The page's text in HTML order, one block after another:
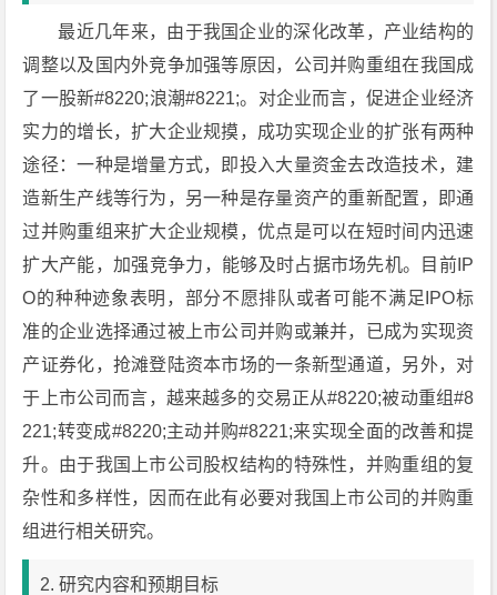
最近几年来，由于我国企业的深化改革，产业结构的
调整以及国内外竞争加强等原因，公司并购重组在我国成
了一股新#8220;浪潮#8221;。对企业而言，促进企业经济
实力的增长，扩大企业规摸，成功实现企业的扩张有两种
途径：一种是增量方式，即投入大量资金去改造技术，建
造新生产线等行为，另一种是存量资产的重新配置，即通
过并购重组来扩大企业规模，优点是可以在短时间内迅速
扩大产能，加强竞争力，能够及时占据市场先机。目前IP
O的种种迹象表明，部分不愿排队或者可能不满足IPO标
准的企业选择通过被上市公司并购或兼并，已成为实现资
产证券化，抢滩登陆资本市场的一条新型通道，另外，对
于上市公司而言，越来越多的交易正从#8220;被动重组#8
221;转变成#8220;主动并购#8221;来实现全面的改善和提
升。由于我国上市公司股权结构的特殊性，并购重组的复
杂性和多样性，因而在此有必要对我国上市公司的并购重
组进行相关研究。
2. 研究内容和预期目标